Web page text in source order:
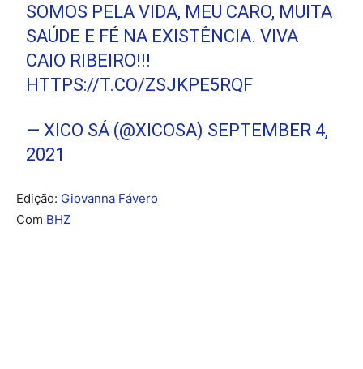
SOMOS PELA VIDA, MEU CARO, MUITA
SAÚDE E FÉ NA EXISTÊNCIA. VIVA
CAIO RIBEIRO!!!
HTTPS://T.CO/ZSJKPE5RQF
— XICO SÁ (@XICOSA) SEPTEMBER 4,
2021
Edição: Giovanna Fávero
Com BHZ